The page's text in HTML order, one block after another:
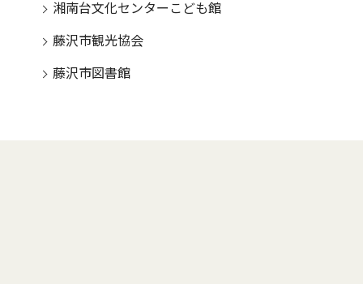
湘南台文化センターこども館
藤沢市観光協会
藤沢市図書館